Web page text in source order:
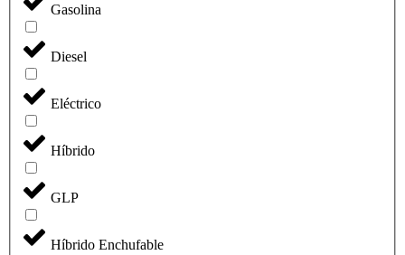
Gasolina
Diesel
Eléctrico
Híbrido
GLP
Híbrido Enchufable